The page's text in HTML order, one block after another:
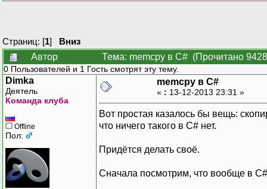
Страниц: [1] Вниз
Автор
Тема: memcpy в C# (Прочитано
0 Пользователей и 1 Гость смотрят эту тему.
Dimka
Деятель
Команда клуба
Offline
Пол:
memcpy в C#
« : 13-12-2013 23:31 »
Вот простая казалось бы вещь:
что ничего такого в C# нет.
Придётся делать своё.
Сначала посмотрим, что вообще в